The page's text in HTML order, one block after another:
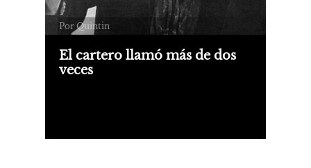
Por Quintin
El cartero llamó más de dos
veces